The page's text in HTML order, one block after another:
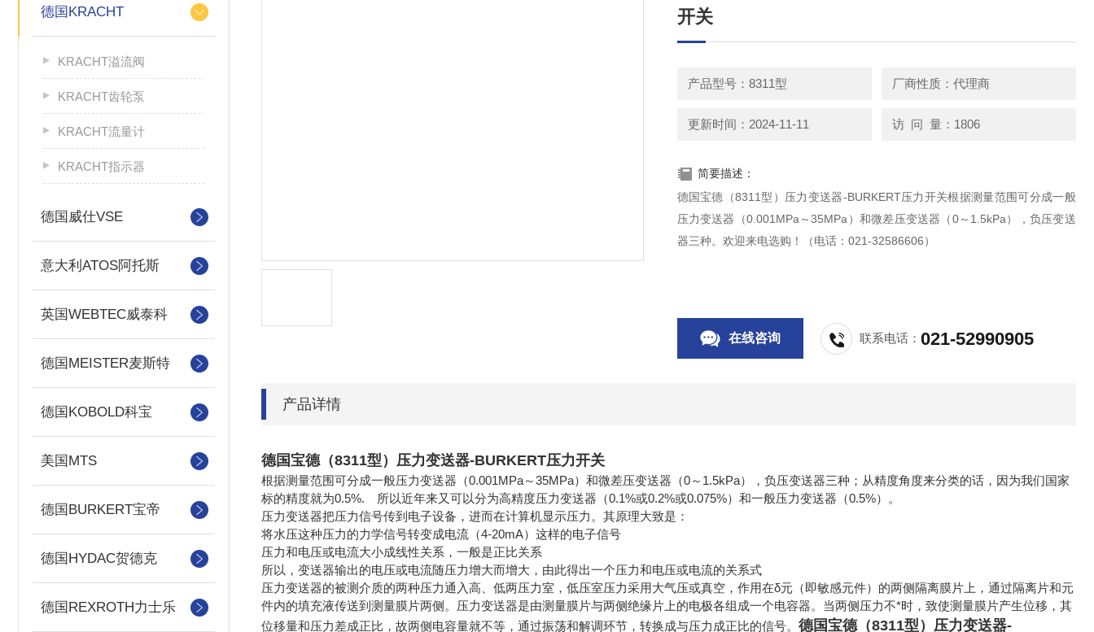
德国KRACHT
KRACHT溢流阀
KRACHT齿轮泵
KRACHT流量计
KRACHT指示器
德国威仕VSE
意大利ATOS阿托斯
英国WEBTEC威泰科
德国MEISTER麦斯特
德国KOBOLD科宝
美国MTS
德国BURKERT宝帝
德国HYDAC贺德克
德国REXROTH力士乐
开关
产品型号：8311型 厂商性质：代理商
更新时间：2024-11-11 访 问 量：1806
简要描述：
德国宝德（8311型）压力变送器-BURKERT压力开关根据测量范围可分成一般
压力变送器（0.001MPa～35MPa）和微差压变送器（0～1.5kPa），负压变送
器三种。欢迎来电选购！（电话：021-32586606）
在线咨询 联系电话：021-52990905
产品详情
德国宝德（8311型）压力变送器-BURKERT压力开关
根据测量范围可分成一般压力变送器（0.001MPa～35MPa）和微差压变送器（0～1.5kPa），负压变送器三种；从精度角度来分类的话，因为我们国家
标的精度就为0.5%. 所以近年来又可以分为高精度压力变送器（0.1%或0.2%或0.075%）和一般压力变送器（0.5%）。
压力变送器把压力信号传到电子设备，进而在计算机显示压力。其原理大致是：
将水压这种压力的力学信号转变成电流（4-20mA）这样的电子信号
压力和电压或电流大小成线性关系，一般是正比关系
所以，变送器输出的电压或电流随压力增大而增大，由此得出一个压力和电压或电流的关系式
压力变送器的被测介质的两种压力通入高、低两压力室，低压室压力采用大气压或真空，作用在δ元（即敏感元件）的两侧隔离膜片上，通过隔离片和元
件内的填充液传送到测量膜片两侧。压力变送器是由测量膜片与两侧绝缘片上的电极各组成一个电容器。当两侧压力不*时，致使测量膜片产生位移，其
位移量和压力差成正比，故两侧电容量就不等，通过振荡和解调环节，转换成与压力成正比的信号。 德国宝德（8311型）压力变送器-